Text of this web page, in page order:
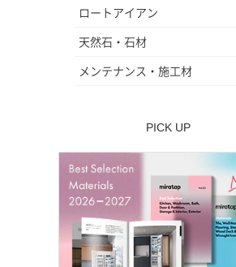
ロートアイアン
天然石・石材
メンテナンス・施工材
PICK UP